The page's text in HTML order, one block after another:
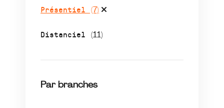
Présentiel (7)
Distanciel (11)
Par branches